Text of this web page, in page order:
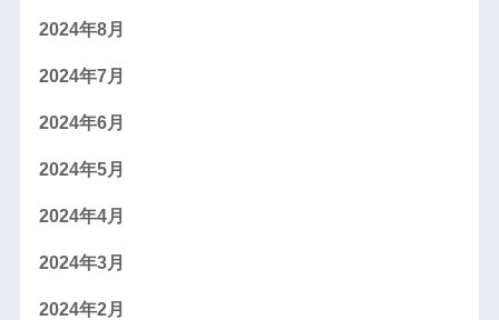
2024年8月
2024年7月
2024年6月
2024年5月
2024年4月
2024年3月
2024年2月